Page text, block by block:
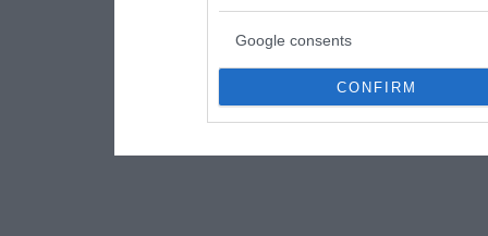
Google consents
CONFIRM